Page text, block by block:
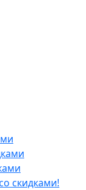
скидками!